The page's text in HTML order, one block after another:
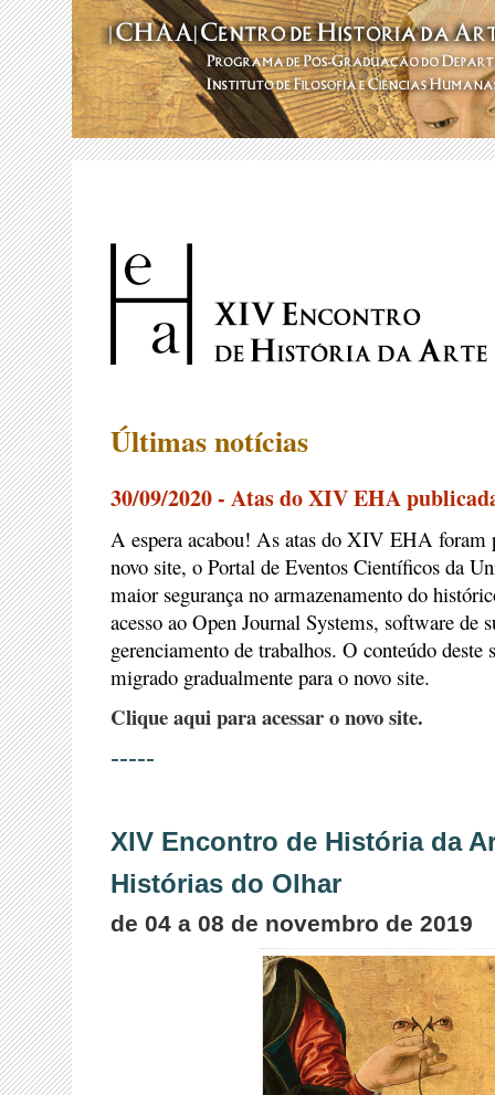
Últimas notícias
30/09/2020 - Atas do XIV EHA
A espera acabou! As atas do XIV EHA foram
novo site, o Portal de Eventos Científicos da
maior segurança no armazenamento do
acesso ao Open Journal Systems, software de
gerenciamento de trabalhos. O conteúdo deste
migrado gradualmente para o novo site.
Clique aqui para acessar o novo site.
-----
XIV Encontro de História da
Histórias do Olhar
de 04 a 08 de novembro de 2019